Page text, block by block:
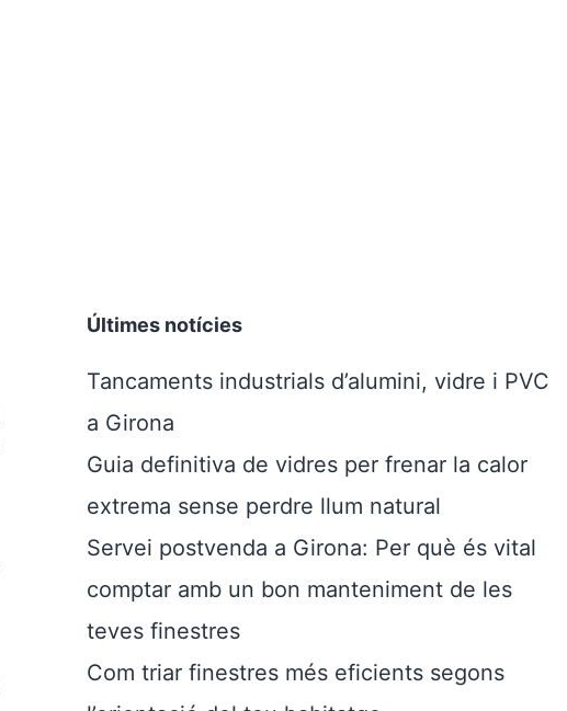
Últimes notícies
Tancaments industrials d’alumini, vidre i PVC
a Girona
Guia definitiva de vidres per frenar la calor
extrema sense perdre llum natural
Servei postvenda a Girona: Per què és vital
comptar amb un bon manteniment de les
teves finestres
Com triar finestres més eficients segons